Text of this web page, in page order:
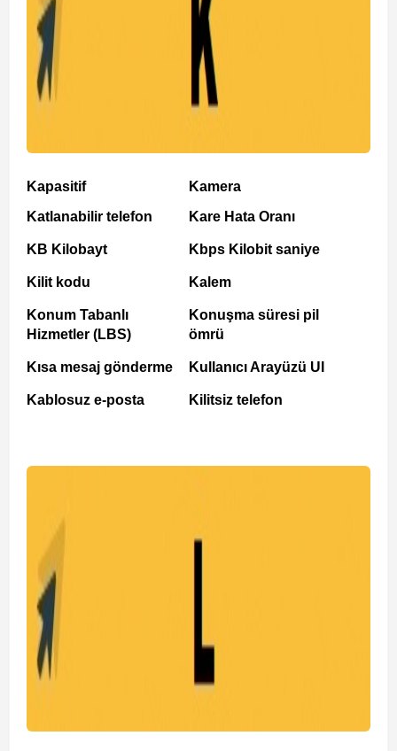
Kapasitif
Katlanabilir telefon
KB Kilobayt
Kilit kodu
Konum Tabanlı
Hizmetler (LBS)
Kısa mesaj gönderme
Kablosuz e-posta
Kamera
Kare Hata Oranı
Kbps Kilobit saniye
Kalem
Konuşma süresi pil
ömrü
Kullanıcı Arayüzü UI
Kilitsiz telefon